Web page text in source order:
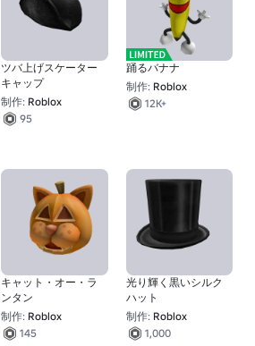
ツバ上げスケーター
キャップ
制作: Roblox
95
踊るバナナ
制作: Roblox
12K+
キャット・オー・ラ
ンタン
制作: Roblox
145
光り輝く黒いシルク
ハット
制作: Roblox
1,000